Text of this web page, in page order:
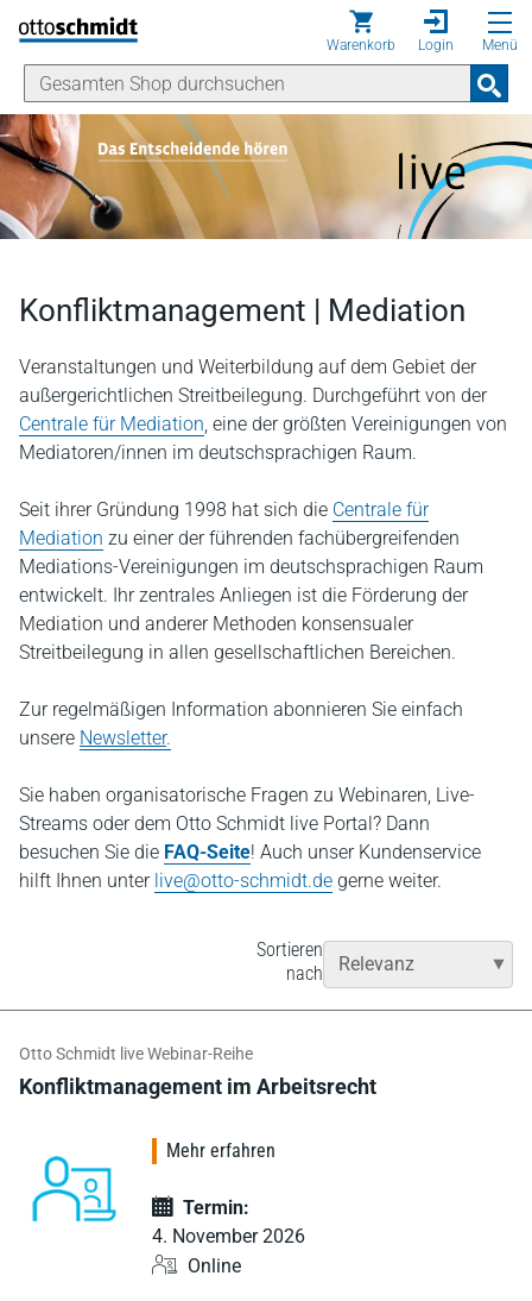
Direkt zum Inhalt
Warenkorb Login Menü
Konfliktmanagement | Mediation
Veranstaltungen und Weiterbildung auf dem Gebiet der
außergerichtlichen Streitbeilegung. Durchgeführt von der
Centrale für Mediation , eine der größten Vereinigungen von
Mediatoren/innen im deutschsprachigen Raum.
Seit ihrer Gründung 1998 hat sich die Centrale für
Mediation zu einer der führenden fachübergreifenden
Mediations-Vereinigungen im deutschsprachigen Raum
entwickelt. Ihr zentrales Anliegen ist die Förderung der
Mediation und anderer Methoden konsensualer
Streitbeilegung in allen gesellschaftlichen Bereichen.
Zur regelmäßigen Information abonnieren Sie einfach
unsere Newsletter.
Sie haben organisatorische Fragen zu Webinaren, Live-
Streams oder dem Otto Schmidt live Portal? Dann
besuchen Sie die FAQ-Seite! Auch unser Kundenservice
hilft Ihnen unter live@otto-schmidt.de gerne weiter.
Sortieren
nach
Otto Schmidt live Webinar-Reihe
Konfliktmanagement im Arbeitsrecht
Mehr erfahren
Termin:
4. November 2026
Online